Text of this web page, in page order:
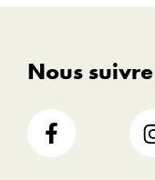
Nous suivre